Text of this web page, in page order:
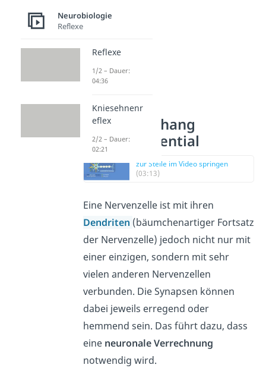
Zusammenhang
Aktionspotential
zur Stelle im Video springen
(03:13)
Eine Nervenzelle ist mit ihren
Dendriten (bäumchenartiger Fortsatz
der Nervenzelle) jedoch nicht nur mit
einer einzigen, sondern mit sehr
vielen anderen Nervenzellen
verbunden. Die Synapsen können
dabei jeweils erregend oder
hemmend sein. Das führt dazu, dass
eine neuronale Verrechnung
notwendig wird.
Neurobiologie
Reflexe
Reflexe
1/2 – Dauer:
04:36
Kniesehnenr
eflex
2/2 – Dauer:
02:21